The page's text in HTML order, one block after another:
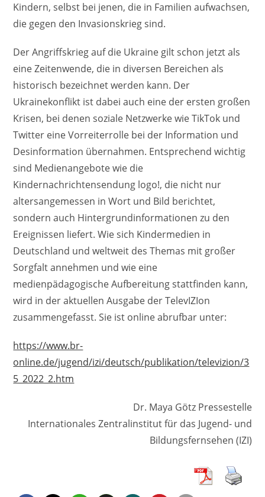
Kindern, selbst bei jenen, die in Familien aufwachsen,
die gegen den Invasionskrieg sind.
Der Angriffskrieg auf die Ukraine gilt schon jetzt als
eine Zeitenwende, die in diversen Bereichen als
historisch bezeichnet werden kann. Der
Ukrainekonflikt ist dabei auch eine der ersten großen
Krisen, bei denen soziale Netzwerke wie TikTok und
Twitter eine Vorreiterrolle bei der Information und
Desinformation übernahmen. Entsprechend wichtig
sind Medienangebote wie die
Kindernachrichtensendung logo!, die nicht nur
altersangemessen in Wort und Bild berichtet,
sondern auch Hintergrundinformationen zu den
Ereignissen liefert. Wie sich Kindermedien in
Deutschland und weltweit des Themas mit großer
Sorgfalt annehmen und wie eine
medienpädagogische Aufbereitung stattfinden kann,
wird in der aktuellen Ausgabe der TelevIZIon
zusammengefasst. Sie ist online abrufbar unter:
https://www.br-
online.de/jugend/izi/deutsch/publikation/televizion/3
5_2022_2.htm
Dr. Maya Götz Pressestelle
Internationales Zentralinstitut für das Jugend- und
Bildungsfernsehen (IZI)